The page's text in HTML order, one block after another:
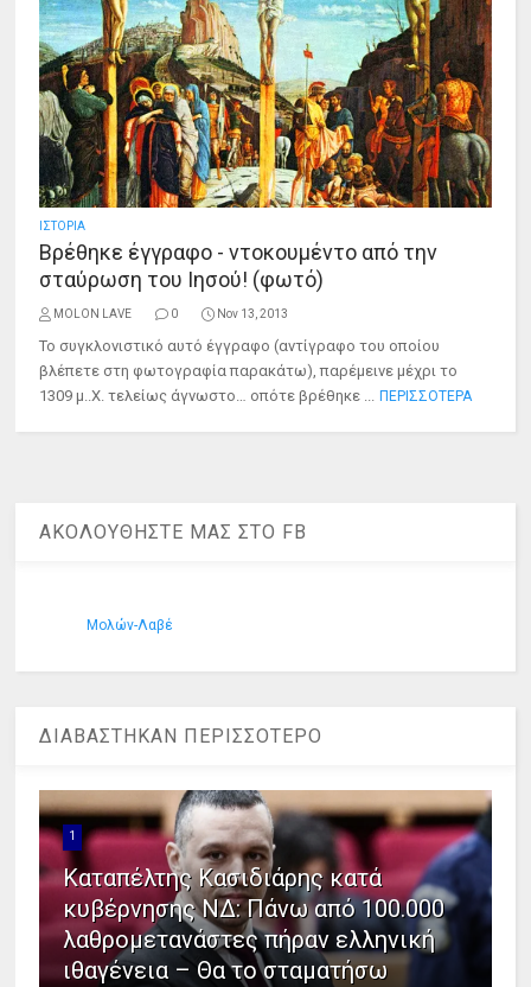
ΙΣΤΟΡΙΑ
Βρέθηκε έγγραφο - ντοκουμέντο από την
σταύρωση του Ιησού! (φωτό)
MOLON LAVE 0 Nov 13, 2013
Το συγκλονιστικό αυτό έγγραφο (αντίγραφο του οποίου
βλέπετε στη φωτογραφία παρακάτω), παρέμεινε μέχρι το
1309 μ..Χ. τελείως άγνωστο… οπότε βρέθηκε ... ΠΕΡΙΣΣΟΤΕΡΑ
ΑΚΟΛΟΥΘΗΣΤΕ ΜΑΣ ΣΤΟ FB
Μολών-Λαβέ
ΔΙΑΒΑΣΤΗΚΑΝ ΠΕΡΙΣΣΟΤΕΡΟ
1
Καταπέλτης Κασιδιάρης κατά
κυβέρνησης ΝΔ: Πάνω από 100.000
λαθρομετανάστες πήραν ελληνική
ιθαγένεια – Θα το σταματήσω